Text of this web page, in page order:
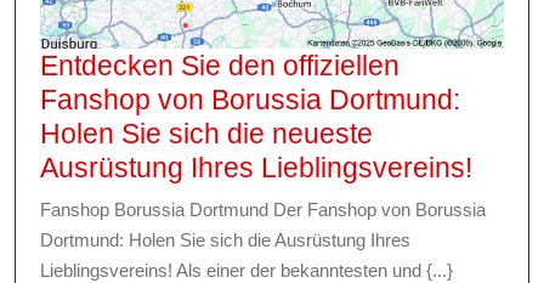
Entdecken Sie den offiziellen
Fanshop von Borussia Dortmund:
Holen Sie sich die neueste
Ausrüstung Ihres Lieblingsvereins!
Sie
Fanshop Borussia Dortmund Der Fanshop von Borussia
Dortmund: Holen Sie sich die Ausrüstung Ihres
Lieblingsvereins! Als einer der bekanntesten und {...}